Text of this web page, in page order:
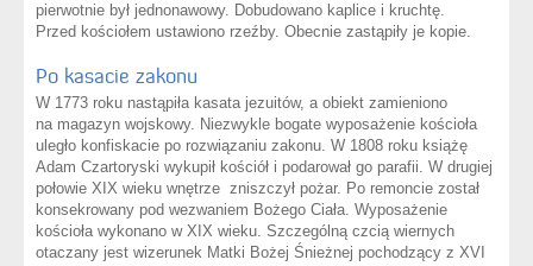
pierwotnie był jednonawowy. Dobudowano kaplice i kruchtę.
Przed kościołem ustawiono rzeźby. Obecnie zastąpiły je kopie.
Po kasacie zakonu
W 1773 roku nastąpiła kasata jezuitów, a obiekt zamieniono
na magazyn wojskowy. Niezwykle bogate wyposażenie kościoła
uległo konfiskacie po rozwiązaniu zakonu. W 1808 roku książę
Adam Czartoryski wykupił kościół i podarował go parafii. W drugiej
połowie XIX wieku wnętrze zniszczył pożar. Po remoncie został
konsekrowany pod wezwaniem Bożego Ciała. Wyposażenie
kościoła wykonano w XIX wieku. Szczególną czcią wiernych
otaczany jest wizerunek Matki Bożej Śnieżnej pochodzący z XVI